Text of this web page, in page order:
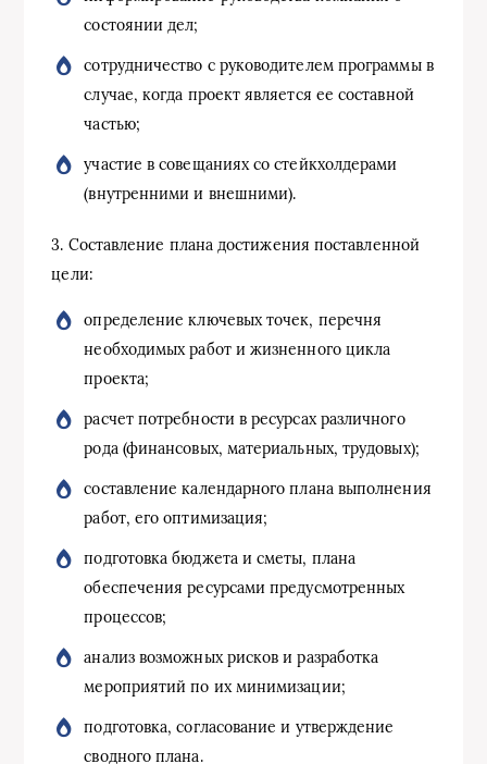
состоянии дел;
сотрудничество с руководителем программы в
случае, когда проект является ее составной
частью;
участие в совещаниях со стейкхолдерами
(внутренними и внешними).
3. Составление плана достижения поставленной
цели:
определение ключевых точек, перечня
необходимых работ и жизненного цикла
проекта;
расчет потребности в ресурсах различного
рода (финансовых, материальных, трудовых);
составление календарного плана выполнения
работ, его оптимизация;
подготовка бюджета и сметы, плана
обеспечения ресурсами предусмотренных
процессов;
анализ возможных рисков и разработка
мероприятий по их минимизации;
подготовка, согласование и утверждение
сводного плана.